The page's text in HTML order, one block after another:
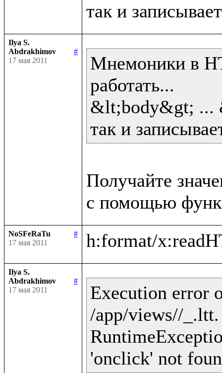
Ilya S.
Abdrakhimov
#
17 мая 2011
Мнемоники в
работать...
&lt;body&gt; ...
так и
Получайте
NoSFeRaTu
#
17 мая 2011
Ilya S.
Abdrakhimov
#
17 мая 2011
Execution error
/app/views//
'onclick' not